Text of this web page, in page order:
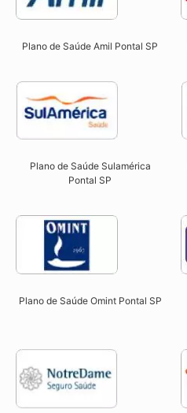
Plano de Saúde Amil Pontal SP
Plano de Saúde Sulamérica
Pontal SP
Plano de Saúde Omint Pontal SP​